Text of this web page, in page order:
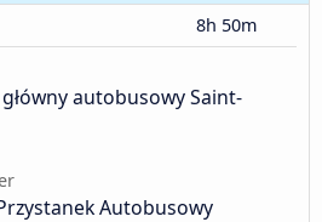
8h 50m
autobusowy Saint-
Autobusowy